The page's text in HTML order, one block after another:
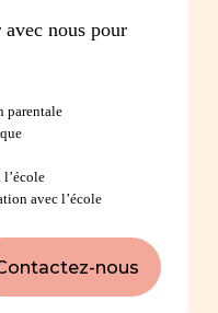
nous pour
parentale
l’école
avec l’école
nous